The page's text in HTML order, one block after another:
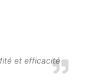
et efficacité